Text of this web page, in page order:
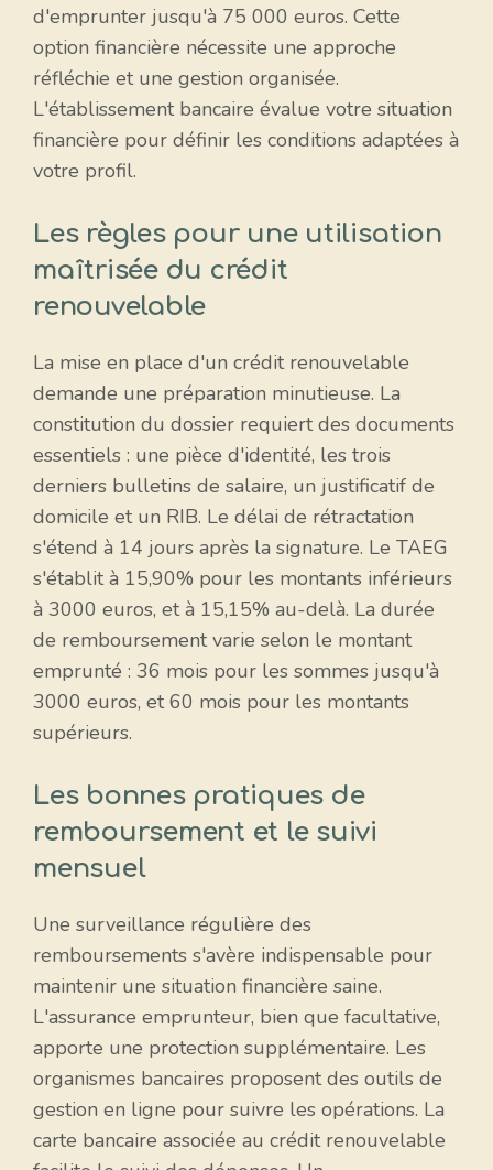
d'emprunter jusqu'à 75 000 euros. Cette
option financière nécessite une approche
réfléchie et une gestion organisée.
L'établissement bancaire évalue votre situation
financière pour définir les conditions adaptées à
votre profil.
Les règles pour une utilisation
maîtrisée du crédit
renouvelable
La mise en place d'un crédit renouvelable
demande une préparation minutieuse. La
constitution du dossier requiert des documents
essentiels : une pièce d'identité, les trois
derniers bulletins de salaire, un justificatif de
domicile et un RIB. Le délai de rétractation
s'étend à 14 jours après la signature. Le TAEG
s'établit à 15,90% pour les montants inférieurs
à 3000 euros, et à 15,15% au-delà. La durée
de remboursement varie selon le montant
emprunté : 36 mois pour les sommes jusqu'à
3000 euros, et 60 mois pour les montants
supérieurs.
Les bonnes pratiques de
remboursement et le suivi
mensuel
Une surveillance régulière des
remboursements s'avère indispensable pour
maintenir une situation financière saine.
L'assurance emprunteur, bien que facultative,
apporte une protection supplémentaire. Les
organismes bancaires proposent des outils de
gestion en ligne pour suivre les opérations. La
carte bancaire associée au crédit renouvelable